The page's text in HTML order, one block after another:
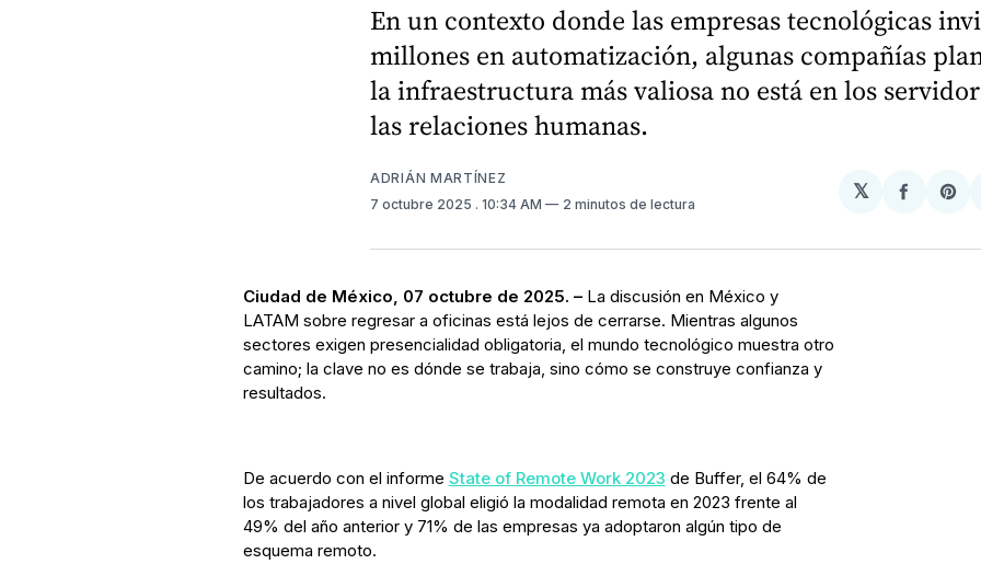
En un contexto donde las empresas tecnológicas
millones en automatización, algunas compañías
la infraestructura más valiosa no está en los
las relaciones humanas.
ADRIÁN MARTÍNEZ
7 octubre 2025 . 10:34 AM 2 minutos de lectura
𝕏
Ciudad de México, 07 octubre de 2025. –La discusión en México y
LATAM sobre regresar a oficinas está lejos de cerrarse. Mientras algunos
sectores exigen presencialidad obligatoria, el mundo tecnológico muestra otro
camino; la clave no es dónde se trabaja, sino cómo se construye confianza y
resultados.
De acuerdo con el informe State of Remote Work 2023 de Buffer, el 64% de
los trabajadores a nivel global eligió la modalidad remota en 2023 frente al
49% del año anterior y 71% de las empresas ya adoptaron algún tipo de
esquema remoto.